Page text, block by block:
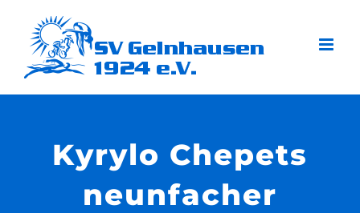
Inhalt
springen
Kyrylo Chepets
neunfacher